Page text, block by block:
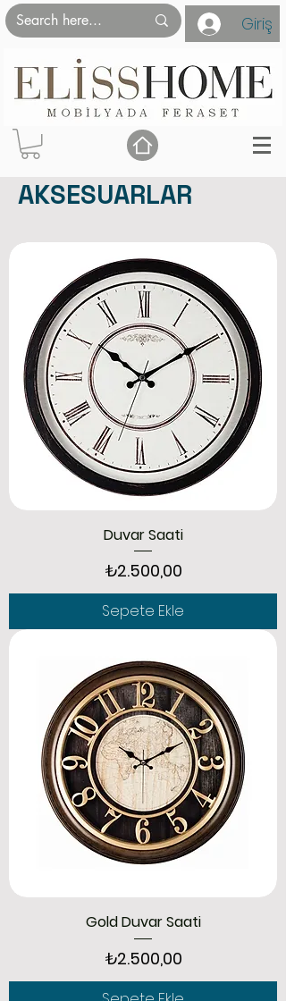
Giriş
AKSESUARLAR
Duvar Saati
Fiyat
₺2.500,00
Sepete Ekle
Gold Duvar Saati
Fiyat
₺2.500,00